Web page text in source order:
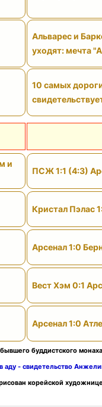
Альварес и
уходят: мечта
10 самых
и
ПСЖ 1:1 (4:3)
Кристал Пэлас
Арсенал 1:0
Вест Хэм 0:1
Арсенал 1:0
буддистского
аду - свидетельство
корейской